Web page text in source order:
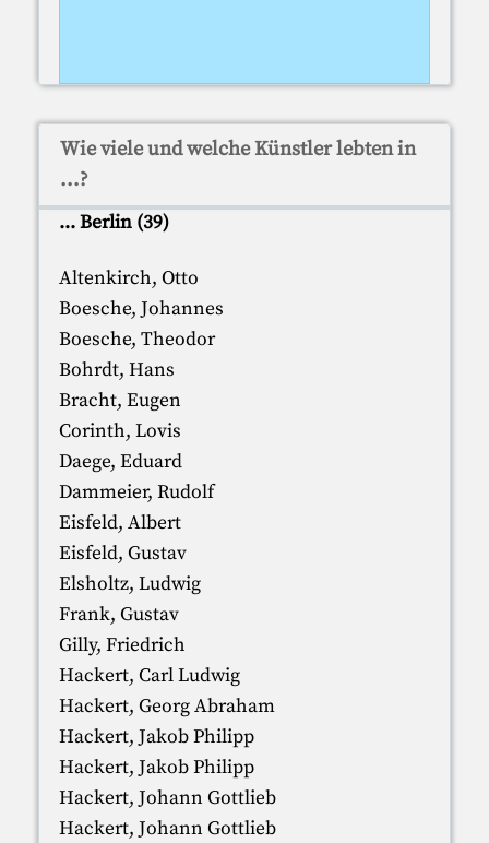
Wie viele und welche Künstler lebten in
...?
... Berlin (39)
Altenkirch, Otto
Boesche, Johannes
Boesche, Theodor
Bohrdt, Hans
Bracht, Eugen
Corinth, Lovis
Daege, Eduard
Dammeier, Rudolf
Eisfeld, Albert
Eisfeld, Gustav
Elsholtz, Ludwig
Frank, Gustav
Gilly, Friedrich
Hackert, Carl Ludwig
Hackert, Georg Abraham
Hackert, Jakob Philipp
Hackert, Jakob Philipp
Hackert, Johann Gottlieb
Hackert, Johann Gottlieb